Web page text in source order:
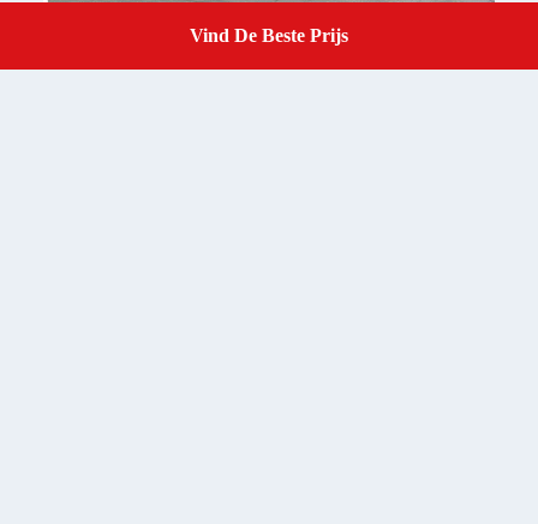
Vind De Beste PrijsGet A Quote